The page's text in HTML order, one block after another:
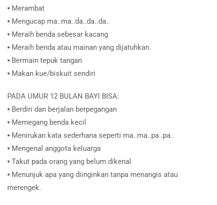
▪︎ Merambat
▪︎ Mengucap ma..ma..da..da..da..
▪︎ Meraih benda sebesar kacang
▪︎ Meraih benda atau mainan yang dijatuhkan.
▪︎ Bermain tepuk tangan
▪︎ Makan kue/biskuit sendiri
PADA UMUR 12 BULAN BAYI BISA:
▪︎ Berdiri dan berjalan berpegangan
▪︎ Memegang benda kecil
▪︎ Menirukan kata sederhana seperti ma..ma..pa..pa..
▪︎ Mengenal anggota keluarga
▪︎ Takut pada orang yang belum dikenal
▪︎ Menunjuk apa yang diinginkan tanpa menangis atau
merengek.